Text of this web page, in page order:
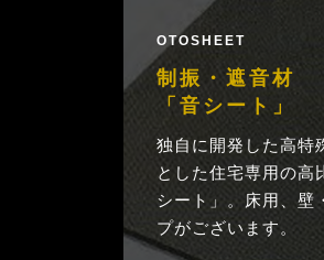
OTOSHEET
制振・遮音材
「音シート」
独自に開発した高特
とした住宅専用の高
シート」。床用、壁
プがございます。